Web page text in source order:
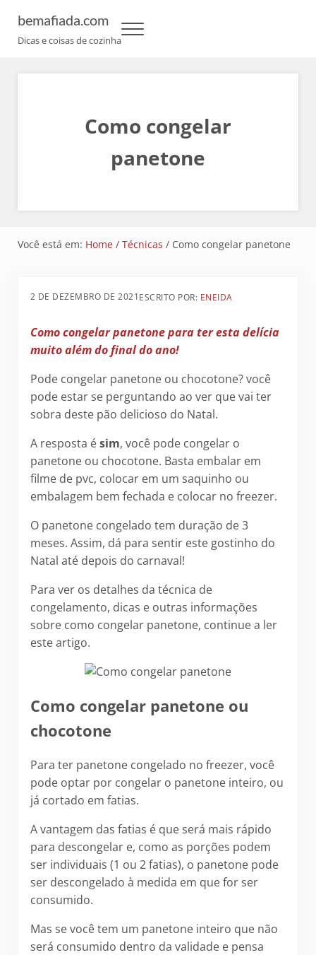
bemafiada.com
Dicas e coisas de cozinha Menu
Como congelar
panetone
Você está em: Home / Técnicas /Como congelar panetone
2 DE DEZEMBRO DE 2021ESCRITO POR: ENEIDA
Como congelar panetone para ter esta delícia
muito além do final do ano!
Pode congelar panetone ou chocotone? você
pode estar se perguntando ao ver que vai ter
sobra deste pão delicioso do Natal.
A resposta ésim, você pode congelar o
panetone ou chocotone. Basta embalar em
filme de pvc, colocar em um saquinho ou
embalagem bem fechada e colocar no freezer.
O panetone congelado tem duração de 3
meses. Assim, dá para sentir este gostinho do
Natal até depois do carnaval!
Para ver os detalhes da técnica de
congelamento, dicas e outras informações
sobre como congelar panetone, continue a ler
este artigo.
Como congelar panetone ou
chocotone
Para ter panetone congelado no freezer, você
pode optar por congelar o panetone inteiro, ou
já cortado em fatias.
A vantagem das fatias é que será mais rápido
para descongelar e, como as porções podem
ser individuais (1 ou 2 fatias), o panetone pode
ser descongelado à medida em que for ser
consumido.
Mas se você tem um panetone inteiro que não
será consumido dentro da validade e pensa